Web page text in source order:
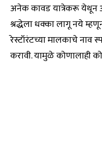
अनेक कावड यात्रेकरू येथून
श्रद्धेला धक्का लागू नये
रेस्टॉरंटच्या मालकाचे नाव
करावी. यामुळे कोणालाही